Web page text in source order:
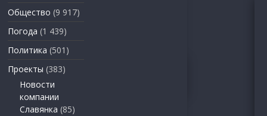
Общество (9 917)
Погода (1 439)
Политика (501)
Проекты (383)
Новости
компании
Славянка (85)